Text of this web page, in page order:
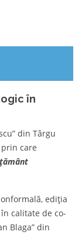
în
din Târgu
care
ediția
calitate de co-
Blaga” din